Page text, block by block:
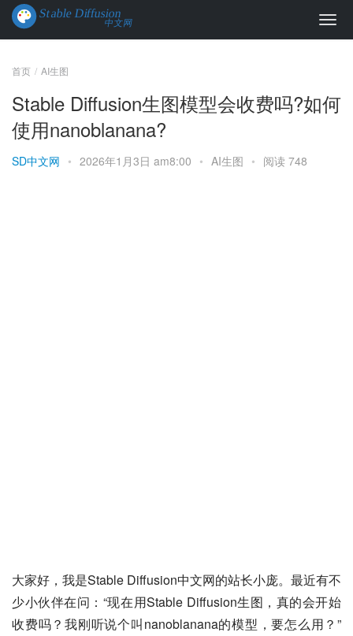
首页 AI生图
Stable Diffusion生图模型会收费吗?如何
使用nanoblanana?
SD中文网 • 2026年1月3日 am8:00 • AI生图 • 阅读 748
大家好，我是Stable Diffusion中文网的站长小庞。最近有不
少小伙伴在问：“现在用Stable Diffusion生图，真的会开始
收费吗？我刚听说个叫nanoblanana的模型，要怎么用？”